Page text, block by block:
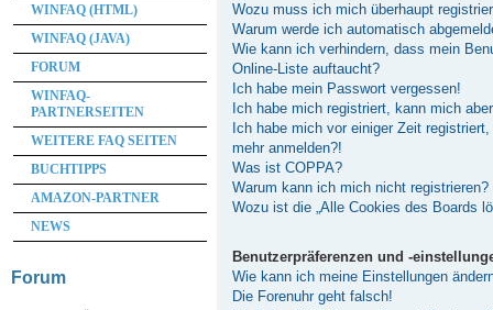
Wozu muss ich mich überhaupt
Warum werde ich automatisch
Wie kann ich verhindern, dass mein
Online-Liste auftaucht?
Ich habe mein Passwort vergessen!
Ich habe mich registriert, kann mich
Ich habe mich vor einiger Zeit
mehr anmelden?!
Was ist COPPA?
Warum kann ich mich nicht registrieren?
Wozu ist die „Alle Cookies des Boards
Benutzerpräferenzen und -
Wie kann ich meine Einstellungen
Die Forenuhr geht falsch!
WINFAQ (HTML)
WINFAQ (JAVA)
FORUM
WINFAQ-
PARTNERSEITEN
WEITERE FAQ SEITEN
BUCHTIPPS
AMAZON-PARTNER
NEWS
Forum